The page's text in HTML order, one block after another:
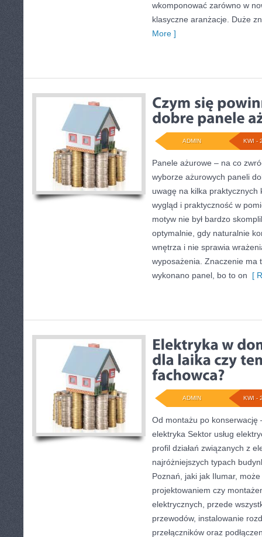
wkomponować zarówno w
klasyczne aranżacje. Duże
More ]
KWI -
ADMIN
Panele ażurowe – na co
wyborze ażurowych paneli
uwagę na kilka praktycznych
wygląd i praktyczność w
motyw nie był bardzo
optymalnie, gdy naturalnie
wnętrza i nie sprawia
wyposażenia. Znaczenie ma
wykonano panel, bo to on [
KWI -
ADMIN
Od montażu po konserwację
elektryka Sektor usług
profil działań związanych z
najróżniejszych typach
Poznań, jaki jak Ilumar,
projektowaniem czy
elektrycznych, przede
przewodów, instalowanie
przełączników oraz